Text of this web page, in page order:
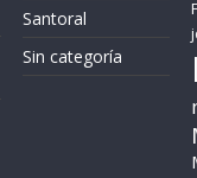
Santoral
Sin categoría